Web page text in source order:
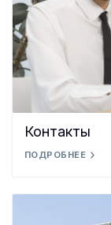
Контакты
ПОДРОБНЕЕ